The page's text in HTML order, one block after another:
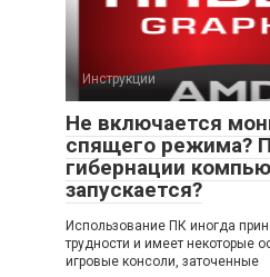
Инструкции
Не включается
спящего режима?
гибернации
запускается?
Использование ПК иногда
трудности и имеет некоторые
игровые консоли, заточенные